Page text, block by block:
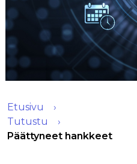
Etusivu
Tutustu
Päättyneet hankkeet